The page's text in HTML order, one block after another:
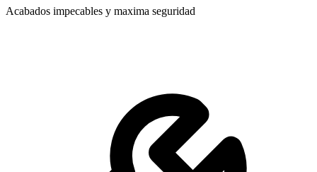
Acabados impecables y maxima seguridad